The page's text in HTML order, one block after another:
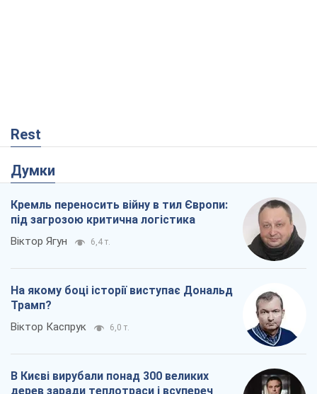
Rest
Думки
Кремль переносить війну в тил Європи:
під загрозою критична логістика
Віктор Ягун 6,4 т.
На якому боці історії виступає Дональд
Трамп?
Віктор Каспрук 6,0 т.
В Києві вирубали понад 300 великих
дерев заради теплотраси і всупереч